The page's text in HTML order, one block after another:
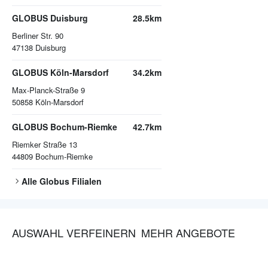
GLOBUS Duisburg
Berliner Str. 90
47138 Duisburg
28.5km
GLOBUS Köln-Marsdorf
Max-Planck-Straße 9
50858 Köln-Marsdorf
34.2km
GLOBUS Bochum-Riemke
Riemker Straße 13
44809 Bochum-Riemke
42.7km
Alle Globus Filialen
AUSWAHL VERFEINERN MEHR ANGEBOTE